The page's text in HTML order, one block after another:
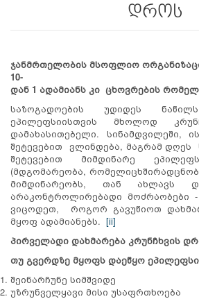
დროს
ჯანმრთელობის მსოფლიო
10-
დან 1 ადამიანს კი ცხოვრების
საზოგადოების უდიდეს
ეპილეფსიისთვის მხოლოდ
დამახასითებელი. სინამდვილეში,
შეტევებით ვლინდება, მაგრამ დღეს
შეტევებით მიმდინარე
(მდგომარეობა,
მიმდინარეობს, თან ახლავს
არაკონტროლირებადი მოძრაობები
ვიცოდეთ, როგორ გავუწიოთ
მყოფ ადამიანებს. [ii]
პირველადი დახმარება კრუნჩხვის
თუ გვერდზე მყოფს დაეწყო
შეინარჩუნე სიმშვიდე
უზრუნველყავი მისი უსაფრთხოება